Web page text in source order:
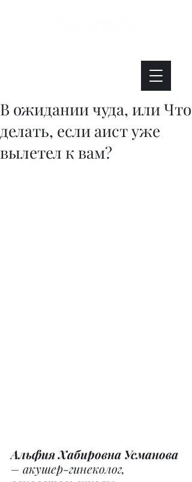
В ожидании чуда, или Что
делать, если аист уже
вылетел к вам?
Альфия Хабировна Усманова
– акушер-гинеколог,